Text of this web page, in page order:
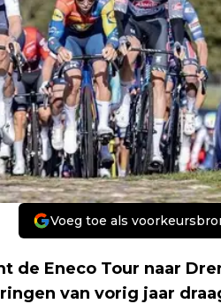
Voeg toe als
de Eneco Tour naar
van vorig jaar